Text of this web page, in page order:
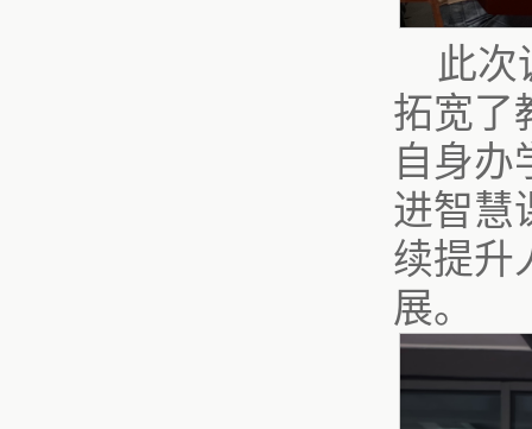
此次
拓宽了
自身办
进智慧
续提升
展。